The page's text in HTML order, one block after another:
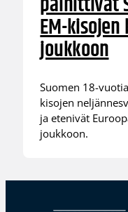
EM-
joukkoon
Suomen 18-
kisojen
ja etenivät
joukkoon.